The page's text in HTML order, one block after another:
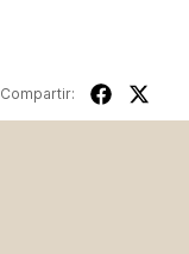
Compartir: